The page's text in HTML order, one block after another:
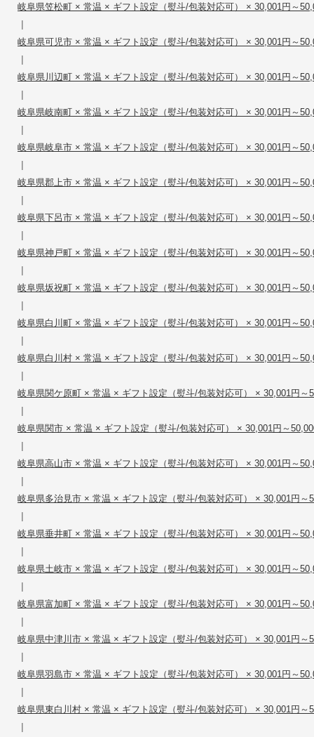
岐阜県笠松町 × 常温 × ギフト設定（熨斗/包装対応可） × 30,001円～
|
岐阜県可児市 × 常温 × ギフト設定（熨斗/包装対応可） × 30,001円～
|
岐阜県川辺町 × 常温 × ギフト設定（熨斗/包装対応可） × 30,001円～
|
岐阜県岐南町 × 常温 × ギフト設定（熨斗/包装対応可） × 30,001円～
|
岐阜県岐阜市 × 常温 × ギフト設定（熨斗/包装対応可） × 30,001円～
|
岐阜県郡上市 × 常温 × ギフト設定（熨斗/包装対応可） × 30,001円～
|
岐阜県下呂市 × 常温 × ギフト設定（熨斗/包装対応可） × 30,001円～
|
岐阜県神戸町 × 常温 × ギフト設定（熨斗/包装対応可） × 30,001円～
|
岐阜県坂祝町 × 常温 × ギフト設定（熨斗/包装対応可） × 30,001円～
|
岐阜県白川町 × 常温 × ギフト設定（熨斗/包装対応可） × 30,001円～
|
岐阜県白川村 × 常温 × ギフト設定（熨斗/包装対応可） × 30,001円～
|
岐阜県関ケ原町 × 常温 × ギフト設定（熨斗/包装対応可） × 30,001円～
|
岐阜県関市 × 常温 × ギフト設定（熨斗/包装対応可） × 30,001円～
|
岐阜県高山市 × 常温 × ギフト設定（熨斗/包装対応可） × 30,001円～
|
岐阜県多治見市 × 常温 × ギフト設定（熨斗/包装対応可） × 30,001円～
|
岐阜県垂井町 × 常温 × ギフト設定（熨斗/包装対応可） × 30,001円～
|
岐阜県土岐市 × 常温 × ギフト設定（熨斗/包装対応可） × 30,001円～
|
岐阜県富加町 × 常温 × ギフト設定（熨斗/包装対応可） × 30,001円～
|
岐阜県中津川市 × 常温 × ギフト設定（熨斗/包装対応可） × 30,001円～
|
岐阜県羽島市 × 常温 × ギフト設定（熨斗/包装対応可） × 30,001円～
|
岐阜県東白川村 × 常温 × ギフト設定（熨斗/包装対応可） × 30,001円～
|